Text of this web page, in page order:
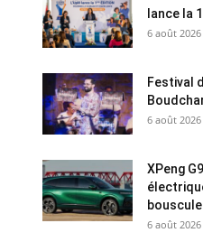
lance la
6 août 2026
Festival
6 août 2026
XPeng
6 août 2026